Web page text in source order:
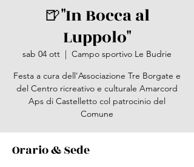
🍺"In Bocca al
Luppolo"
sab 04 ott
  |
Campo sportivo Le Budrie
Festa a cura dell'Associazione Tre Borgate e
del Centro ricreativo e culturale Amarcord
Aps di Castelletto col patrocinio del
Comune
Orario & Sede